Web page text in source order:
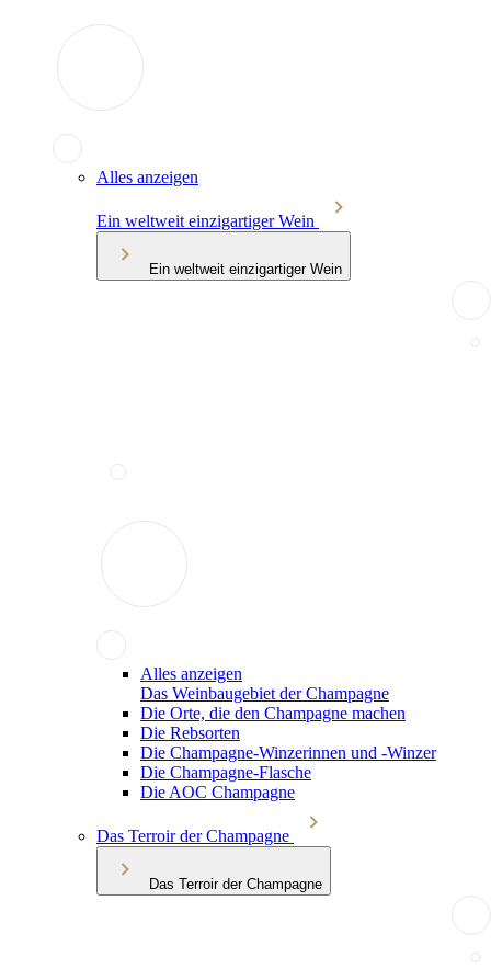
Alles anzeigen
Ein weltweit einzigartiger Wein
Ein weltweit einzigartiger Wein
Alles anzeigen
Das Weinbaugebiet der Champagne
Die Orte, die den Champagne machen
Die Rebsorten
Die Champagne-Winzerinnen und -Winzer
Die Champagne-Flasche
Die AOC Champagne
Das Terroir der Champagne
Das Terroir der Champagne